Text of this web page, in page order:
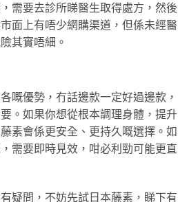
需要去診所睇醫生取得處方，然後
面上有唔少網購渠道，但係未經醫
其實唔細。
嘅優勢，冇話邊款一定好過邊款，
。如果你想從根本調理身體，提升
素會係更安全、更持久嘅選擇。如
需要即時見效，咁必利勁可能更直
疑問，不妨先試日本藤素，睇下有